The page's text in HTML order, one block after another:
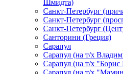
Шмидта)
Санкт-Петербург
Санкт-Петербург
Санкт-Петербург
Санторини (Греция)
Сарапул
Сарапул (на т/х
Сарапул (на т/х
Сарапул (на т/х